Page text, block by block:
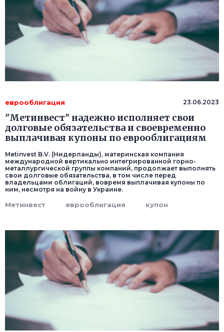
еврооблигация 23.06.2023
"Метинвест" надежно исполняет свои
долговые обязательства и своевременно
выплачивая купоны по еврооблигациям
Metinvest B.V. (Нидерланды), материнская компания
международной вертикально интегрированной горно-
металлургической группы компаний, продолжает выполнять
свои долговые обязательства, в том числе перед
владельцами облигаций, вовремя выплачивая купоны по
ним, несмотря на войну в Украине.
Метинвест еврооблигация купон